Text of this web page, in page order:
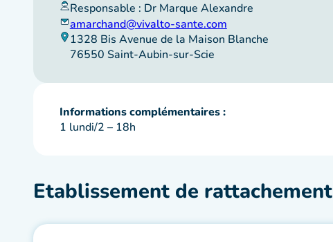
Responsable : Dr Marque Alexandre
amarchand@vivalto-sante.com
1328 Bis Avenue de la Maison Blanche
76550 Saint-Aubin-sur-Scie
Informations complémentaires :
1 lundi/2 – 18h
Etablissement de rattachement